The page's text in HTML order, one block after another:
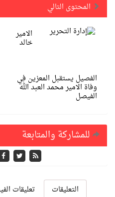
المحتوى التالي
الامير
خالد
الفصيل يستقبل المعزين في
وفاة الامير محمد العبد الله
الفيصل
للمشاركة والمتابعة
التعليقات تعليقات